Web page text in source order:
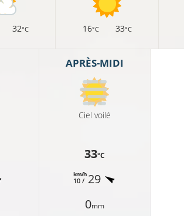
32°C 16°C 33°C
APRÈS-MIDI
Ciel voilé
33°C
10 /
km/h 29
0mm